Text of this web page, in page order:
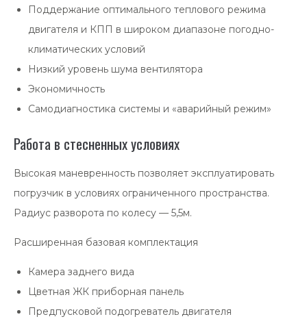
Поддержание оптимального теплового режима
двигателя и КПП в широком диапазоне погодно-
климатических условий
Низкий уровень шума вентилятора
Экономичность
Самодиагностика системы и «аварийный режим»
Работа в стесненных условиях
Высокая маневренность позволяет эксплуатировать
погрузчик в условиях ограниченного пространства.
Радиус разворота по колесу — 5,5м.
Расширенная базовая комплектация
Камера заднего вида
Цветная ЖК приборная панель
Предпусковой подогреватель двигателя